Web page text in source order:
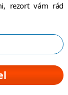
rezort vám rád